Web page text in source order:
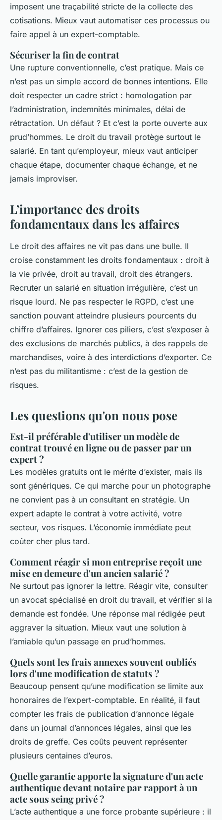
imposent une traçabilité stricte de la collecte des
cotisations. Mieux vaut automatiser ces processus ou
faire appel à un expert-comptable.
Sécuriser la fin de contrat
Une rupture conventionnelle, c’est pratique. Mais ce
n’est pas un simple accord de bonnes intentions. Elle
doit respecter un cadre strict : homologation par
l’administration, indemnités minimales, délai de
rétractation. Un défaut ? Et c’est la porte ouverte aux
prud’hommes. Le droit du travail protège surtout le
salarié. En tant qu’employeur, mieux vaut anticiper
chaque étape, documenter chaque échange, et ne
jamais improviser.
L’importance des droits
fondamentaux dans les affaires
Le droit des affaires ne vit pas dans une bulle. Il
croise constamment les droits fondamentaux : droit à
la vie privée, droit au travail, droit des étrangers.
Recruter un salarié en situation irrégulière, c’est un
risque lourd. Ne pas respecter le RGPD, c’est une
sanction pouvant atteindre plusieurs pourcents du
chiffre d’affaires. Ignorer ces piliers, c’est s’exposer à
des exclusions de marchés publics, à des rappels de
marchandises, voire à des interdictions d’exporter. Ce
n’est pas du militantisme : c’est de la gestion de
risques.
Les questions qu'on nous pose
Est-il préférable d'utiliser un modèle de
contrat trouvé en ligne ou de passer par un
expert ?
Les modèles gratuits ont le mérite d’exister, mais ils
sont génériques. Ce qui marche pour un photographe
ne convient pas à un consultant en stratégie. Un
expert adapte le contrat à votre activité, votre
secteur, vos risques. L’économie immédiate peut
coûter cher plus tard.
Comment réagir si mon entreprise reçoit une
mise en demeure d'un ancien salarié ?
Ne surtout pas ignorer la lettre. Réagir vite, consulter
un avocat spécialisé en droit du travail, et vérifier si la
demande est fondée. Une réponse mal rédigée peut
aggraver la situation. Mieux vaut une solution à
l’amiable qu’un passage en prud’hommes.
Quels sont les frais annexes souvent oubliés
lors d'une modification de statuts ?
Beaucoup pensent qu’une modification se limite aux
honoraires de l’expert-comptable. En réalité, il faut
compter les frais de publication d’annonce légale
dans un journal d’annonces légales, ainsi que les
droits de greffe. Ces coûts peuvent représenter
plusieurs centaines d’euros.
Quelle garantie apporte la signature d'un acte
authentique devant notaire par rapport à un
acte sous seing privé ?
L’acte authentique a une force probante supérieure : il